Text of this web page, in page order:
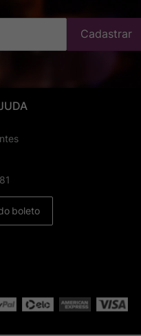
Cadastrar
boleto